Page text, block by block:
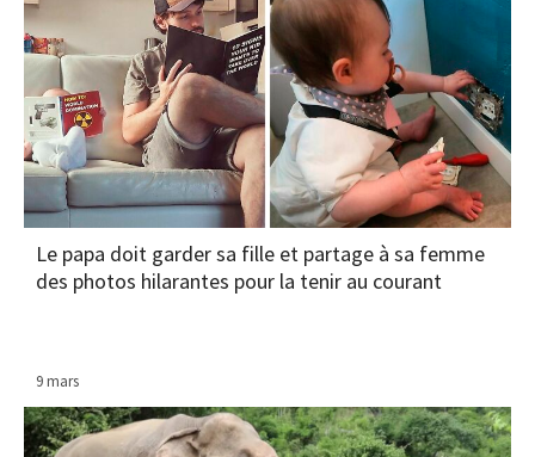
Le papa doit garder sa fille et partage à sa femme
des photos hilarantes pour la tenir au courant
9 mars